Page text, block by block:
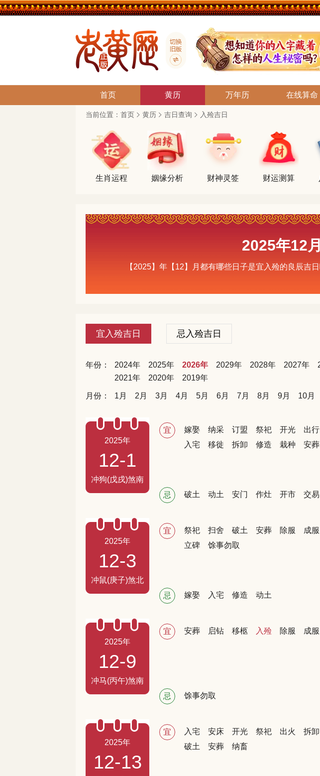
首页 黄历 万年历 在线算命
当前位置： 首页 黄历 吉日查询 入殓吉日
生肖运程 姻缘分析 财神灵签 财运测算
2025年12
【2025】年【12】月都有哪些日子是宜入殓的良辰吉
宜入殓吉日 忌入殓吉日
年份： 2024年 2025年 2026年 2029年 2028年 2027年
2021年
2020年 2019年
月份： 1月 2月 3月 4月 5月 6月 7月 8月 9月 10月
2025年
12-1
冲狗(戊戌)煞南
宜 嫁娶 纳采 订盟 祭祀 开光 出行
入宅
移徙 拆卸 修造 栽种 安葬
忌 破土 动土 安门 作灶 开市 交易
2025年
12-3
冲鼠(庚子)煞北
宜 祭祀 扫舍 破土 安葬 除服 成服
立碑
馀事勿取
忌 嫁娶 入宅 修造 动土
2025年
12-9
冲马(丙午)煞南
宜 安葬 启钻 移柩 入殓 除服 成服
忌 馀事勿取
2025年
12-13
宜 入宅 安床 开光 祭祀 出火 拆卸
破土
安葬 纳畜